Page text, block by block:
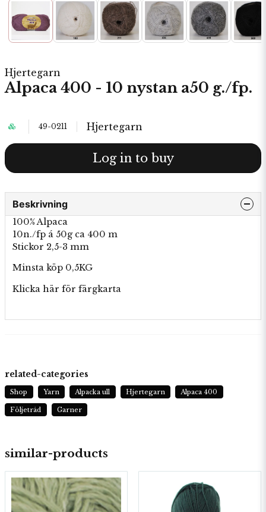
Hjertegarn
Alpaca 400 - 10 nystan a50 g./fp.
49-0211 Hjertegarn
Log in to buy
Beskrivning
100% Alpaca
10n./fp á 50g ca 400 m
Stickor 2,5-3 mm
Minsta köp 0,5KG
Klicka här för färgkarta
similar-products
related-categories
Shop Yarn Alpacka ull Hjertegarn Alpaca 400
Följetråd Garner